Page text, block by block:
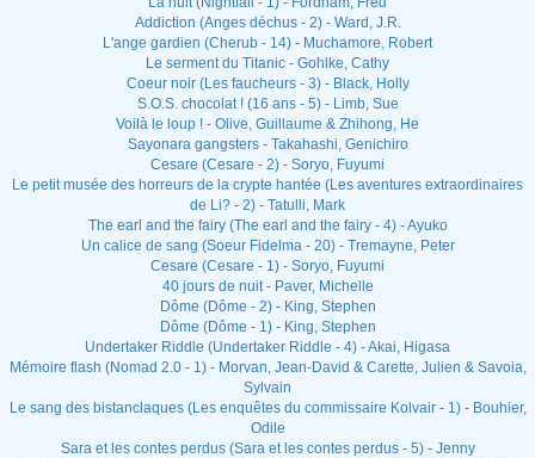
Addiction (Anges déchus - 2) - Ward, J.R.
L'ange gardien (Cherub - 14) - Muchamore, Robert
Le serment du Titanic - Gohlke, Cathy
Coeur noir (Les faucheurs - 3) - Black, Holly
S.O.S. chocolat ! (16 ans - 5) - Limb, Sue
Voilà le loup ! - Olive, Guillaume & Zhihong, He
Sayonara gangsters - Takahashi, Genichiro
Cesare (Cesare - 2) - Soryo, Fuyumi
Le petit musée des horreurs de la crypte hantée (Les aventures extraordinaires
de Li? - 2) - Tatulli, Mark
The earl and the fairy (The earl and the fairy - 4) - Ayuko
Un calice de sang (Soeur Fidelma - 20) - Tremayne, Peter
Cesare (Cesare - 1) - Soryo, Fuyumi
40 jours de nuit - Paver, Michelle
Dôme (Dôme - 2) - King, Stephen
Dôme (Dôme - 1) - King, Stephen
Undertaker Riddle (Undertaker Riddle - 4) - Akai, Higasa
Mémoire flash (Nomad 2.0 - 1) - Morvan, Jean-David & Carette, Julien & Savoia,
Sylvain
Le sang des bistanclaques (Les enquêtes du commissaire Kolvair - 1) - Bouhier,
Odile
Sara et les contes perdus (Sara et les contes perdus - 5) - Jenny